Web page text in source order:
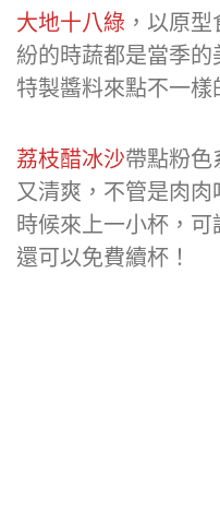
大地十八綠，以原型
紛的時蔬都是當季的
荔枝醋冰沙帶點粉色
又清爽，不管是肉
時候來上一小杯，可